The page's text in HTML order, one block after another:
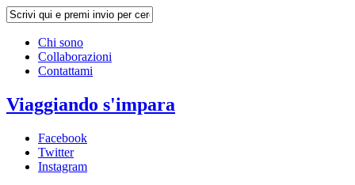
Chi sono
Collaborazioni
Contattami
Viaggiando s'impara
Facebook
Twitter
Instagram